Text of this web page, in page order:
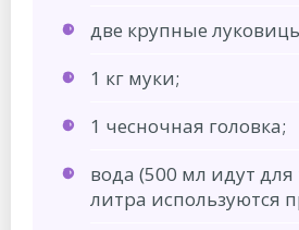
две крупные
1 кг муки;
1 чесночная головка;
вода (500 мл идут для
литра используются